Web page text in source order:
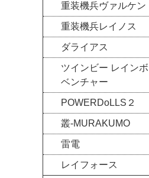
重装機兵ヴァルケン
重装機兵レイノス
ダライアス
ツインビー レイン
ベンチャー
POWERDoLLS２
叢-MURAKUMO
雷電
レイフォース